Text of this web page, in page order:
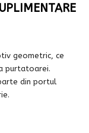
geometric, ce
purtatoarei.
din portul